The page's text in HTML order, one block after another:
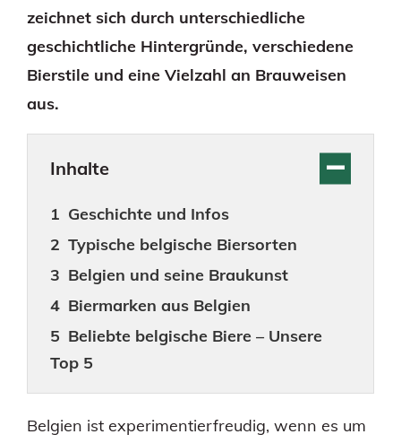
zeichnet sich durch unterschiedliche
geschichtliche Hintergründe, verschiedene
Bierstile und eine Vielzahl an Brauweisen
aus.
Inhalte
Geschichte und Infos
Typische belgische Biersorten
Belgien und seine Braukunst
Biermarken aus Belgien
Beliebte belgische Biere – Unsere
Top 5
Belgien ist experimentierfreudig, wenn es um